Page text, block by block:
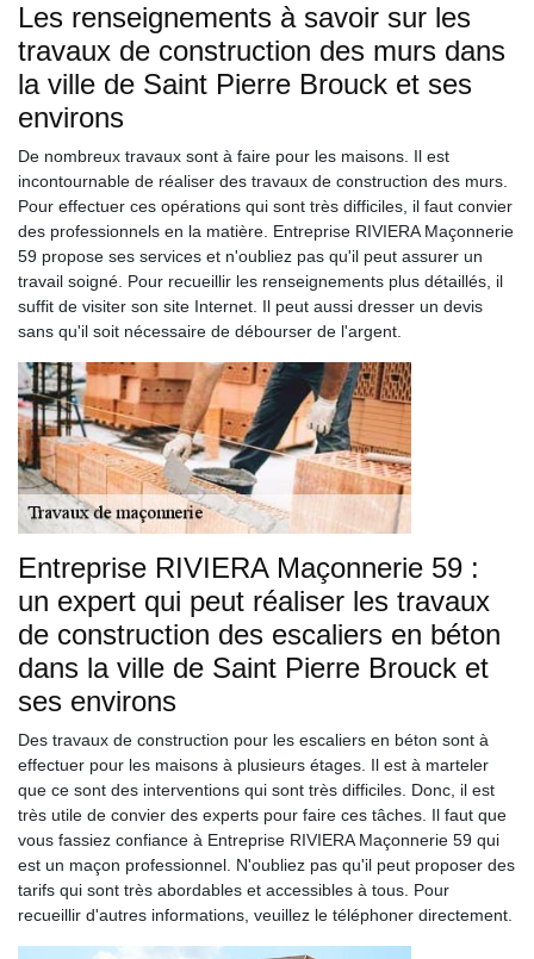
Les renseignements à savoir sur les
travaux de construction des murs dans
la ville de Saint Pierre Brouck et ses
environs
De nombreux travaux sont à faire pour les maisons. Il est
incontournable de réaliser des travaux de construction des murs.
Pour effectuer ces opérations qui sont très difficiles, il faut convier
des professionnels en la matière. Entreprise RIVIERA Maçonnerie
59 propose ses services et n'oubliez pas qu'il peut assurer un
travail soigné. Pour recueillir les renseignements plus détaillés, il
suffit de visiter son site Internet. Il peut aussi dresser un devis
sans qu'il soit nécessaire de débourser de l'argent.
Entreprise RIVIERA Maçonnerie 59 :
un expert qui peut réaliser les travaux
de construction des escaliers en béton
dans la ville de Saint Pierre Brouck et
ses environs
Des travaux de construction pour les escaliers en béton sont à
effectuer pour les maisons à plusieurs étages. Il est à marteler
que ce sont des interventions qui sont très difficiles. Donc, il est
très utile de convier des experts pour faire ces tâches. Il faut que
vous fassiez confiance à Entreprise RIVIERA Maçonnerie 59 qui
est un maçon professionnel. N'oubliez pas qu'il peut proposer des
tarifs qui sont très abordables et accessibles à tous. Pour
recueillir d'autres informations, veuillez le téléphoner directement.